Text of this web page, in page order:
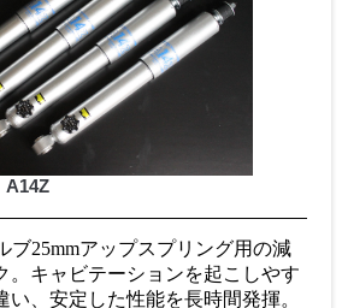
A14Z
ブ25mmアップスプリング用の減
。キャビテーションを起こしやす
い、安定した性能を長時間発揮。